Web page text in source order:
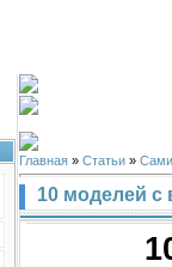
Главная » Статьи »
10 моделей с